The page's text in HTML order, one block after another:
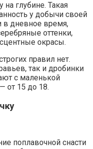
глубине. Такая
у добычи своей
в дневное время,
оттенки,
окрасы.
правил нет.
так и дробинки
с маленькой
от 15 до 18.
поплавочной снасти